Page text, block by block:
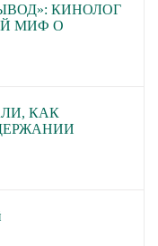
КИНОЛОГ
МИФ О
КАК